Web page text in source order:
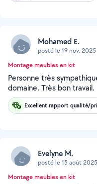
Mohamed E.
posté le 19 nov. 2025
Montage meubles en kit
Personne très
domaine. Très bon travail.
Excellent rapport qualité/
Evelyne M.
posté le 15 août 2025
Montage meubles en kit